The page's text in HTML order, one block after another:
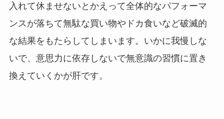
入れて休ませないとかえって全体的なパフォーマ
ンスが落ちて無駄な買い物やドカ食いなど破滅的
な結果をもたらしてしまいます。いかに我慢しな
いで、意思力に依存しないで無意識の習慣に置き
換えていくかが肝です。